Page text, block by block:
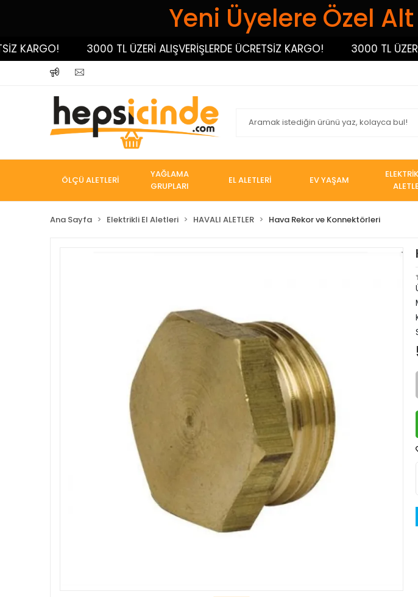
Yeni Üyelere Özel
3000 TL ÜZERİ ALIŞVERİŞLERDE ÜCRETSİZ KARGO! 3000 TL ÜZERİ
ÖLÇÜ ALETLERİ
YAĞLAMA
GRUPLARI
EL ALETLERİ EV YAŞAM
Ana Sayfa Elektrikli El Aletleri HAVALI ALETLER Hava Rekor ve Konnektörleri